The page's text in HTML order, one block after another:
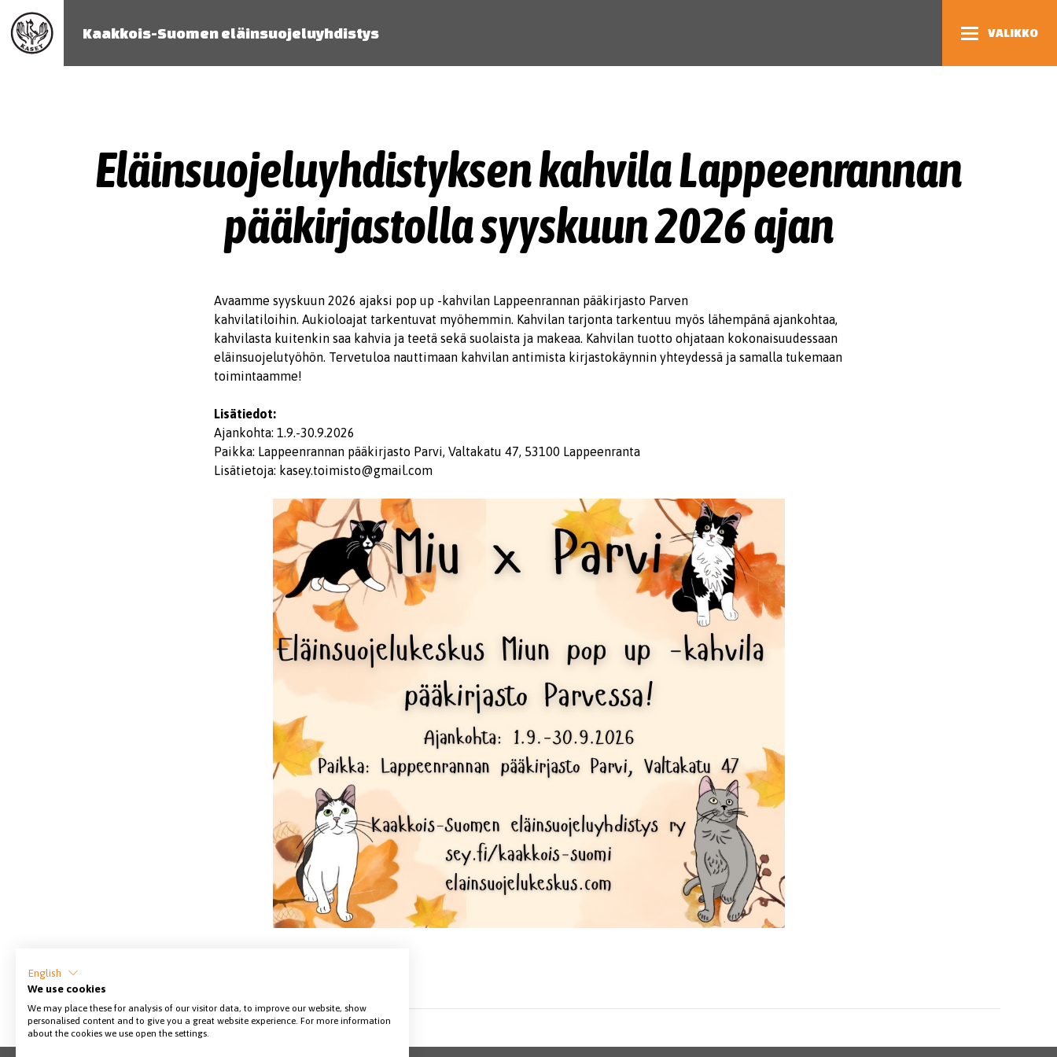
Kaakkois-Suomen eläinsuojeluyhdistys VALIKKO
Eläinsuojeluyhdistyksen kahvila Lappeenrannan
pääkirjastolla syyskuun 2026 ajan
Avaamme syyskuun 2026 ajaksi pop up -kahvilan Lappeenrannan pääkirjasto Parven
kahvilatiloihin. Aukioloajat tarkentuvat myöhemmin. Kahvilan tarjonta tarkentuu myös lähempänä ajankohtaa,
kahvilasta kuitenkin saa kahvia ja teetä sekä suolaista ja makeaa. Kahvilan tuotto ohjataan kokonaisuudessaan
eläinsuojelutyöhön. Tervetuloa nauttimaan kahvilan antimista kirjastokäynnin yhteydessä ja samalla tukemaan
toimintaamme!
Lisätiedot:
Ajankohta: 1.9.-30.9.2026
Paikka: Lappeenrannan pääkirjasto Parvi, Valtakatu 47, 53100 Lappeenranta
Lisätietoja: kasey.toimisto@gmail.com
Jaa sivu
English
We use cookies
We may place these for analysis of our visitor data, to improve our website, show
personalised content and to give you a great website experience. For more information
about the cookies we use open the settings.